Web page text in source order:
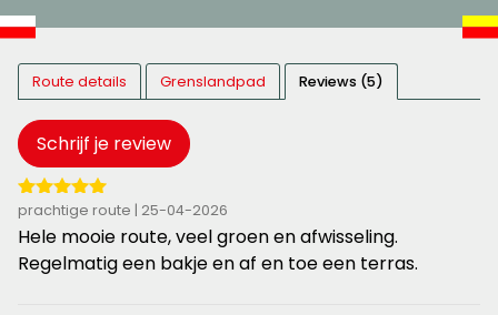
Route details Grenslandpad Reviews (5)
Schrijf je review
5
van
de
prachtige route | 25-04-2026
Hele mooie route, veel groen en afwisseling.
Regelmatig een bakje en af en toe een terras.